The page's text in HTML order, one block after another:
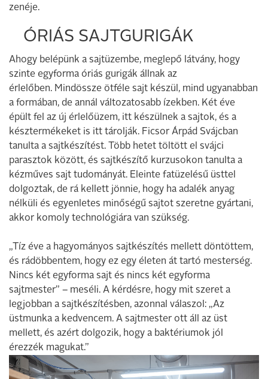
zenéje.
ÓRIÁS SAJTGURIGÁK
Ahogy belépünk a sajtüzembe, meglepő látvány, hogy
szinte egyforma óriás gurigák állnak az
érlelőben. Mindössze ötféle sajt készül, mind ugyanabban
a formában, de annál változatosabb ízekben. Két éve
épült fel az új érlelőüzem, itt készülnek a sajtok, és a
késztermékeket is itt tárolják. Ficsor Árpád Svájcban
tanulta a sajtkészítést. Több hetet töltött el svájci
parasztok között, és sajtkészítő kurzusokon tanulta a
kézműves sajt tudományát. Eleinte fatüzelésű üsttel
dolgoztak, de rá kellett jönnie, hogy ha adalék anyag
nélküli és egyenletes minőségű sajtot szeretne gyártani,
akkor komoly technológiára van szükség.
„Tíz éve a hagyományos sajtkészítés mellett döntöttem,
és rádöbbentem, hogy ez egy életen át tartó mesterség.
Nincs két egyforma sajt és nincs két egyforma
sajtmester” – meséli. A kérdésre, hogy mit szeret a
legjobban a sajtkészítésben, azonnal válaszol: „Az
üstmunka a kedvencem. A sajtmester ott áll az üst
mellett, és azért dolgozik, hogy a baktériumok jól
érezzék magukat.”